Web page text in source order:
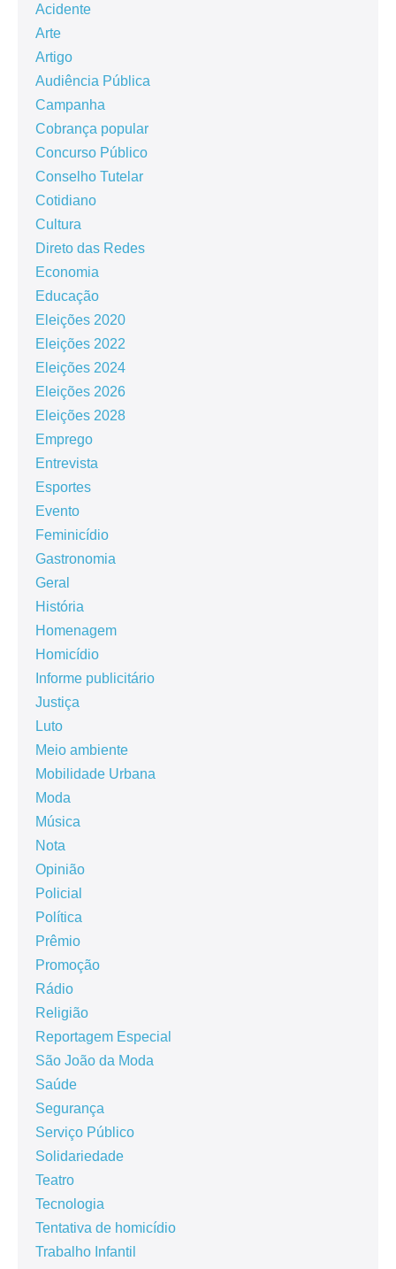
Acidente
Arte
Artigo
Audiência Pública
Campanha
Cobrança popular
Concurso Público
Conselho Tutelar
Cotidiano
Cultura
Direto das Redes
Economia
Educação
Eleições 2020
Eleições 2022
Eleições 2024
Eleições 2026
Eleições 2028
Emprego
Entrevista
Esportes
Evento
Feminicídio
Gastronomia
Geral
História
Homenagem
Homicídio
Informe publicitário
Justiça
Luto
Meio ambiente
Mobilidade Urbana
Moda
Música
Nota
Opinião
Policial
Política
Prêmio
Promoção
Rádio
Religião
Reportagem Especial
São João da Moda
Saúde
Segurança
Serviço Público
Solidariedade
Teatro
Tecnologia
Tentativa de homicídio
Trabalho Infantil